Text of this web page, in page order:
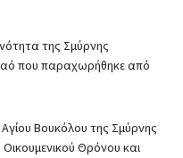
της Σμύρνης
που παραχωρήθηκε από
Βουκόλου της Σμύρνης
Θρόνου και